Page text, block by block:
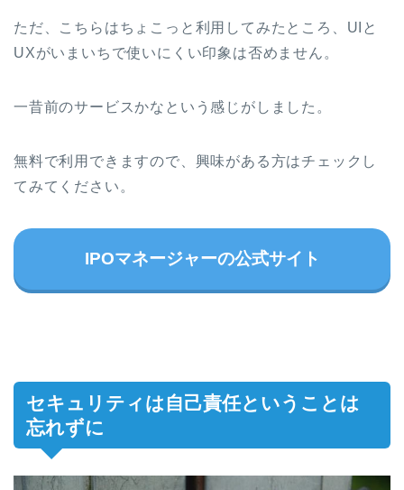
ただ、こちらはちょこっと利用してみたところ、UIと
UXがいまいちで使いにくい印象は否めません。
一昔前のサービスかなという感じがしました。
無料で利用できますので、興味がある方はチェックし
てみてください。
IPOマネージャーの公式サイト
セキュリティは自己責任ということは
忘れずに